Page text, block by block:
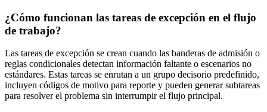
¿Cómo funcionan las tareas de excepción en el flujo
de trabajo?
Las tareas de excepción se crean cuando las banderas de admisión o
reglas condicionales detectan información faltante o escenarios no
estándares. Estas tareas se enrutan a un grupo decisorio predefinido,
incluyen códigos de motivo para reporte y pueden generar subtareas
para resolver el problema sin interrumpir el flujo principal.